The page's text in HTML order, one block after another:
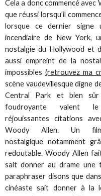
Cela a donc commencé
que réussi lorsqu’il
lorsque ce dernier signe
incendiaire de New York,
nostalgie du Hollywood et
aussi empreint de la
impossibles (retrouvez ma
scène vaudevillesque digne
Central Park et bien sûr
foudroyante valent
réjouissantes citations
Woody Allen. Un
nostalgique notamment
redoutable. Woody Allen
sait donner au drame une
paraphraser disons que
cinéaste sait donner à la